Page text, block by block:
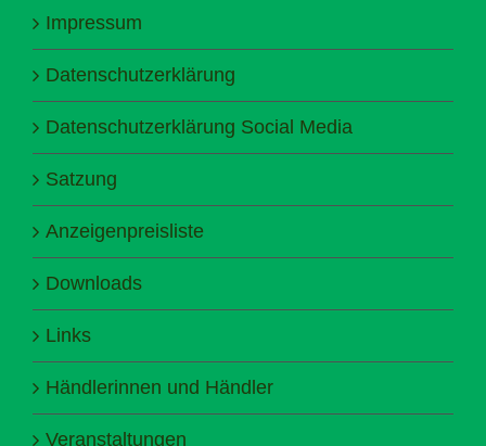
Impressum
Datenschutzerklärung
Datenschutzerklärung Social Media
Satzung
Anzeigenpreisliste
Downloads
Links
Händlerinnen und Händler
Veranstaltungen